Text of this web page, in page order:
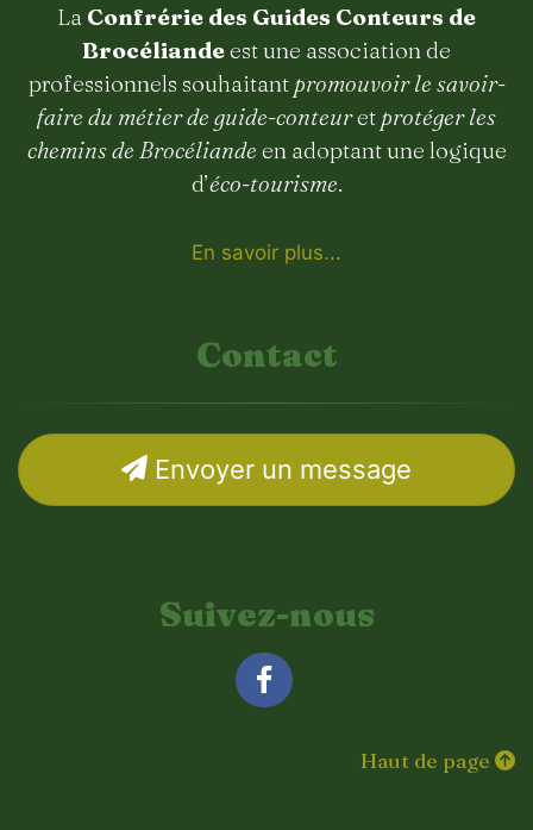
La Confrérie des Guides Conteurs de
Brocéliandeest une association de
professionnels souhaitant promouvoir le savoir-
faire du métier de guide-conteuret protéger les
chemins de Brocéliande en adoptant une logique
d’éco-tourisme.
En savoir plus...
Contact
Envoyer un message
Suivez-nous
Haut de page